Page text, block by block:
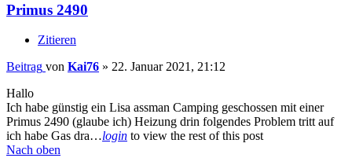
Primus 2490
Zitieren
Beitrag von Kai76 » 22. Januar 2021, 21:12
Hallo
Ich habe günstig ein Lisa assman Camping geschossen mit einer
Primus 2490 (glaube ich) Heizung drin folgendes Problem tritt auf
ich habe Gas dra…login to view the rest of this post
Nach oben